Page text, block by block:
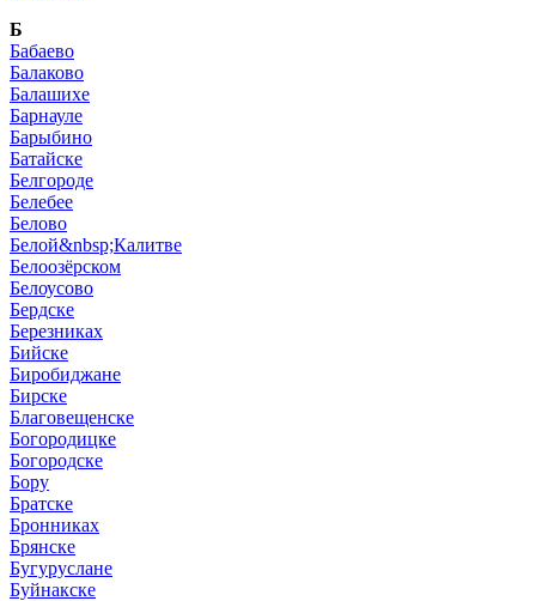
Б
Бабаево
Балаково
Балашихе
Барнауле
Барыбино
Батайске
Белгороде
Белебее
Белово
Белой&nbsp;Калитве
Белоозёрском
Белоусово
Бердске
Березниках
Бийске
Биробиджане
Бирске
Благовещенске
Богородицке
Богородске
Бору
Братске
Бронниках
Брянске
Бугуруслане
Буйнакске